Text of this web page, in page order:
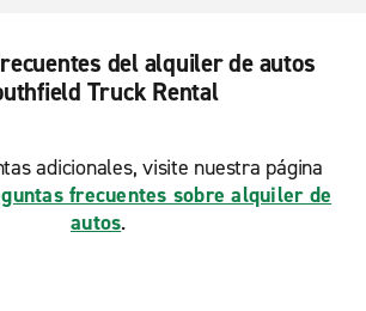
del alquiler de autos
Truck Rental
adicionales, visite nuestra página
frecuentes sobre alquiler de
autos.